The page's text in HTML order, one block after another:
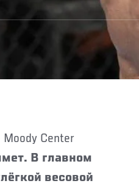
В главном
весовой